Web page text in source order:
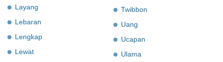
Layang
Lebaran
Lengkap
Lewat
Twibbon
Uang
Ucapan
Ulama